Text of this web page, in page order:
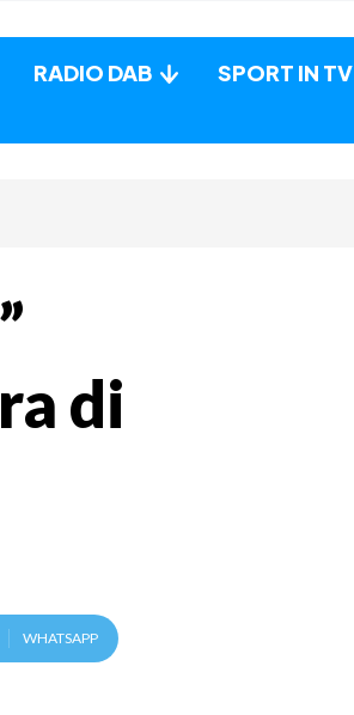
RADIO DAB SPORT IN TV
di
WHATSAPP